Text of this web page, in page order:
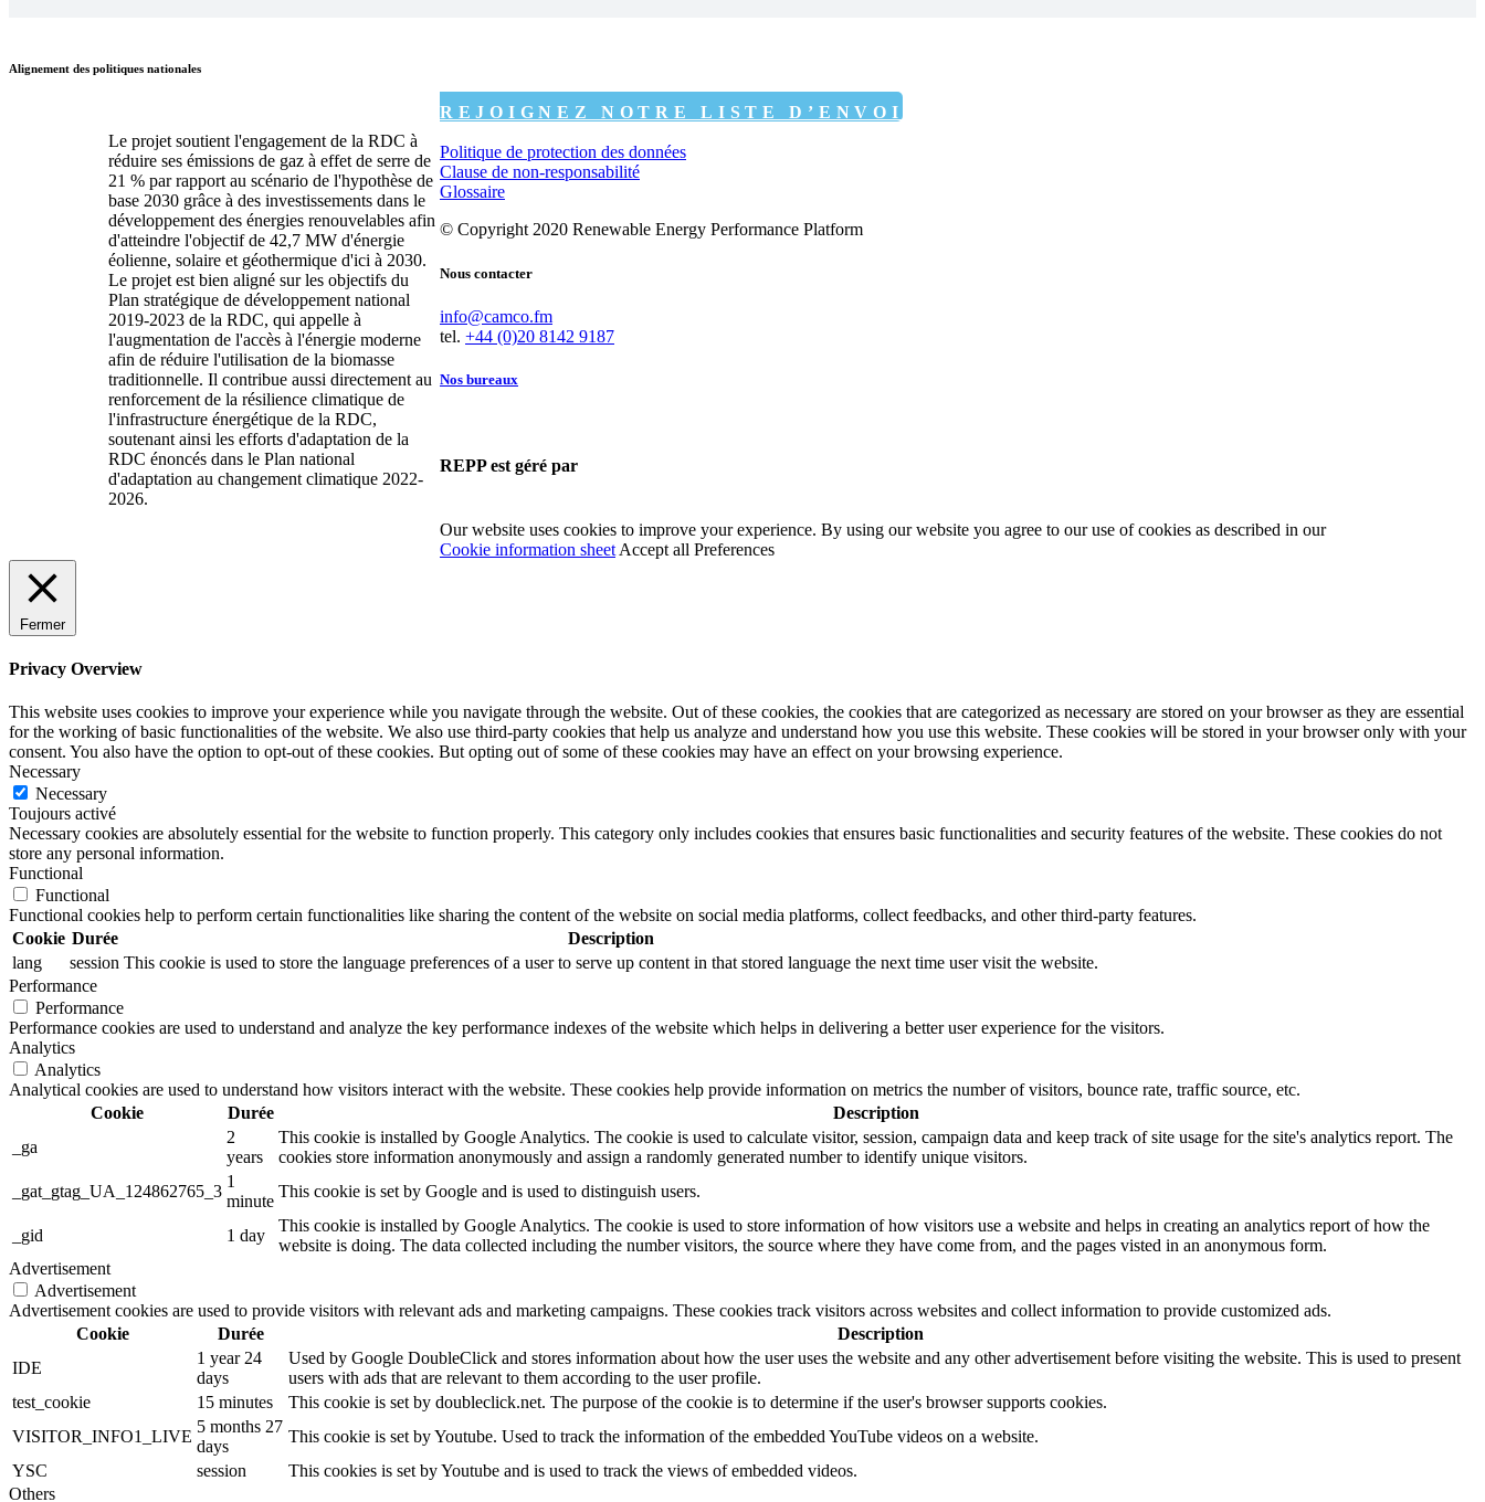
Alignement des politiques nationales
Le projet soutient l'engagement de la RDC à
réduire ses émissions de gaz à effet de serre de
21 % par rapport au scénario de l'hypothèse de
base 2030 grâce à des investissements dans le
développement des énergies renouvelables afin
d'atteindre l'objectif de 42,7 MW d'énergie
éolienne, solaire et géothermique d'ici à 2030.
Le projet est bien aligné sur les objectifs du
Plan stratégique de développement national
2019-2023 de la RDC, qui appelle à
l'augmentation de l'accès à l'énergie moderne
afin de réduire l'utilisation de la biomasse
traditionnelle. Il contribue aussi directement au
renforcement de la résilience climatique de
l'infrastructure énergétique de la RDC,
soutenant ainsi les efforts d'adaptation de la
RDC énoncés dans le Plan national
d'adaptation au changement climatique 2022-
2026.
REJOIGNEZ NOTRE LISTE D’ENVOI
Politique de protection des données
Clause de non-responsabilité
Glossaire
© Copyright 2020 Renewable Energy Performance Platform
Nous contacter
info@camco.fm
tel. +44 (0)20 8142 9187
Nos bureaux
REPP est géré par
Our website uses cookies to improve your experience. By using our website you agree to our use of cookies as described in our
Cookie information sheet Accept all Preferences
Fermer
Privacy Overview
This website uses cookies to improve your experience while you navigate through the website. Out of these cookies, the cookies that are categorized as necessary are stored on your browser as they are essential
for the working of basic functionalities of the website. We also use third-party cookies that help us analyze and understand how you use this website. These cookies will be stored in your browser only with your
consent. You also have the option to opt-out of these cookies. But opting out of some of these cookies may have an effect on your browsing experience.
Necessary
Necessary
Toujours activé
Necessary cookies are absolutely essential for the website to function properly. This category only includes cookies that ensures basic functionalities and security features of the website. These cookies do not
store any personal information.
Functional
Functional
Functional cookies help to perform certain functionalities like sharing the content of the website on social media platforms, collect feedbacks, and other third-party features.
Cookie Durée
Description
lang
session This cookie is used to store the language preferences of a user to serve up content in that stored language the next time user visit the website.
Performance
Performance
Performance cookies are used to understand and analyze the key performance indexes of the website which helps in delivering a better user experience for the visitors.
Analytics
Analytics
Analytical cookies are used to understand how visitors interact with the website. These cookies help provide information on metrics the number of visitors, bounce rate, traffic source, etc.
Cookie
Durée
Description
_ga
2
years
This cookie is installed by Google Analytics. The cookie is used to calculate visitor, session, campaign data and keep track of site usage for the site's analytics report. The
cookies store information anonymously and assign a randomly generated number to identify unique visitors.
_gat_gtag_UA_124862765_3
1
minute
This cookie is set by Google and is used to distinguish users.
_gid 1 day
This cookie is installed by Google Analytics. The cookie is used to store information of how visitors use a website and helps in creating an analytics report of how the
website is doing. The data collected including the number visitors, the source where they have come from, and the pages visted in an anonymous form.
Advertisement
Advertisement
Advertisement cookies are used to provide visitors with relevant ads and marketing campaigns. These cookies track visitors across websites and collect information to provide customized ads.
Cookie
Durée
Description
IDE
1 year 24
days
Used by Google DoubleClick and stores information about how the user uses the website and any other advertisement before visiting the website. This is used to present
users with ads that are relevant to them according to the user profile.
test_cookie
15 minutes
This cookie is set by doubleclick.net. The purpose of the cookie is to determine if the user's browser supports cookies.
VISITOR_INFO1_LIVE
5 months 27
days
This cookie is set by Youtube. Used to track the information of the embedded YouTube videos on a website.
YSC
session
This cookies is set by Youtube and is used to track the views of embedded videos.
Others